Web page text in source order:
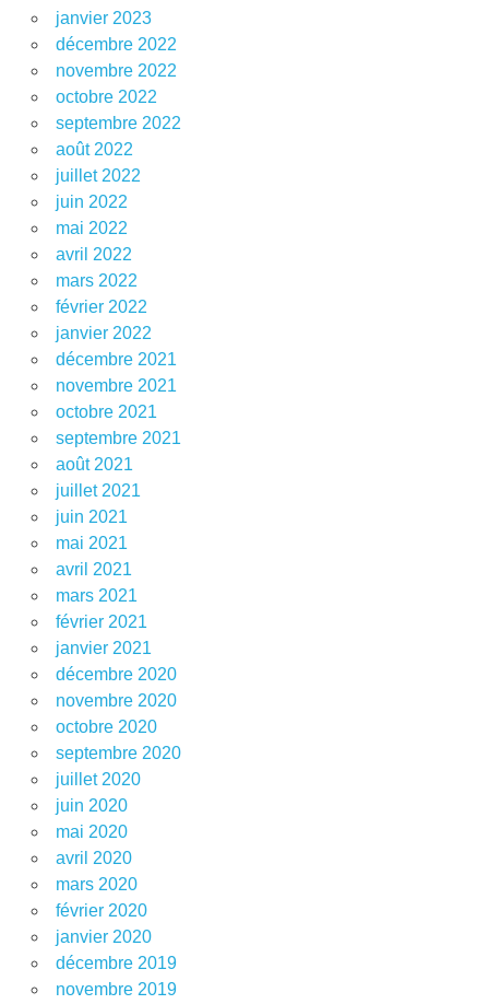
janvier 2023
décembre 2022
novembre 2022
octobre 2022
septembre 2022
août 2022
juillet 2022
juin 2022
mai 2022
avril 2022
mars 2022
février 2022
janvier 2022
décembre 2021
novembre 2021
octobre 2021
septembre 2021
août 2021
juillet 2021
juin 2021
mai 2021
avril 2021
mars 2021
février 2021
janvier 2021
décembre 2020
novembre 2020
octobre 2020
septembre 2020
juillet 2020
juin 2020
mai 2020
avril 2020
mars 2020
février 2020
janvier 2020
décembre 2019
novembre 2019